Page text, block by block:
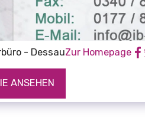
- DessauZur Homepage
ANSEHEN